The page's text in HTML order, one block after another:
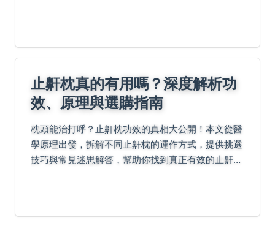
止鼾枕真的有用嗎？深度解析功
效、原理與選購指南
枕頭能治打呼？止鼾枕功效的真相大公開！本文從醫
學原理出發，拆解不同止鼾枕的運作方式，提供挑選
技巧與常見迷思解答，幫助你找到真正有效的止鼾方